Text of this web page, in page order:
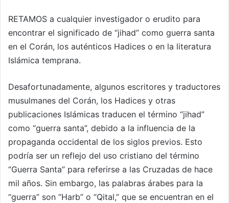
RETAMOS a cualquier investigador o erudito para
encontrar el significado de “jihad” como guerra santa
en el Corán, los auténticos Hadices o en la literatura
Islámica temprana.
Desafortunadamente, algunos escritores y traductores
musulmanes del Corán, los Hadices y otras
publicaciones Islámicas traducen el término “jihad”
como “guerra santa”, debido a la influencia de la
propaganda occidental de los siglos previos. Esto
podría ser un reflejo del uso cristiano del término
“Guerra Santa” para referirse a las Cruzadas de hace
mil años. Sin embargo, las palabras árabes para la
“guerra” son “Harb” o “Qital,” que se encuentran en el